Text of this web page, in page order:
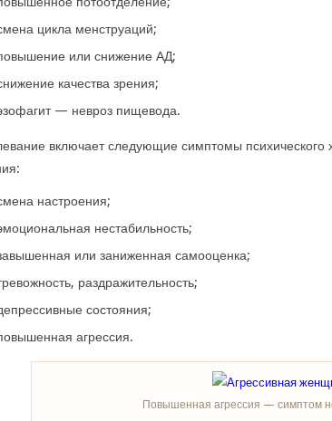
цикла менструаций;
или снижение АД;
качества зрения;
— невроз пищевода.
включает следующие симптомы психического
настроения;
нестабильность;
или заниженная самооценка;
раздражительность;
состояния;
агрессия.
Повышенная агрессия — симптом